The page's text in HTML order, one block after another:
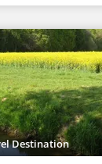
Destination